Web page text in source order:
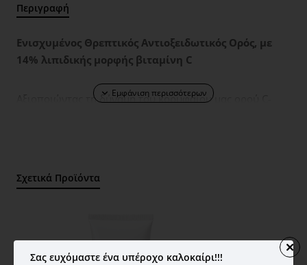
Σας ευχόμαστε ένα υπέροχο καλοκαίρι!!!
Περιγραφή
Ενισχυμένος Θρεπτικός Αντιοξειδωτικός Ορός, με
14% λιπιδικής μορφής βιταμίνη C
Αξιοποιώντας τη δύναμη του κορυφαίου μας ορού C-
Τρόπος Χρήσης: Απλώστε 6 σταγόνες σε όλο το
πρόσωπο, το λαιμό, το ντεκολτέ.
Σχετικά Προϊόντα